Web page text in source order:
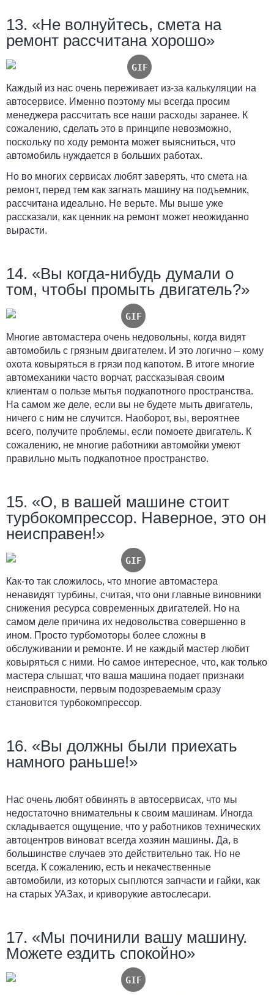
13. «Не волнуйтесь, смета на
ремонт рассчитана хорошо»
Каждый из нас очень переживает из-за калькуляции на
автосервисе. Именно поэтому мы всегда просим
менеджера рассчитать все наши расходы заранее. К
сожалению, сделать это в принципе невозможно,
поскольку по ходу ремонта может выясниться, что
автомобиль нуждается в больших работах.
Но во многих сервисах любят заверять, что смета на
ремонт, перед тем как загнать машину на подъемник,
рассчитана идеально. Не верьте. Мы выше уже
рассказали, как ценник на ремонт может неожиданно
вырасти.
14. «Вы когда-нибудь думали о
том, чтобы промыть двигатель?»
Многие автомастера очень недовольны, когда видят
автомобиль с грязным двигателем. И это логично – кому
охота ковыряться в грязи под капотом. В итоге многие
автомеханики часто ворчат, рассказывая своим
клиентам о пользе мытья подкапотного пространства.
На самом же деле, если вы не будете мыть двигатель,
ничего с ним не случится. Наоборот, вы, вероятнее
всего, получите проблемы, если помоете двигатель. К
сожалению, не многие работники автомойки умеют
правильно мыть подкапотное пространство.
15. «О, в вашей машине стоит
турбокомпрессор. Наверное, это он
неисправен!»
Как-то так сложилось, что многие автомастера
ненавидят турбины, считая, что они главные виновники
снижения ресурса современных двигателей. Но на
самом деле причина их недовольства совершенно в
ином. Просто турбомоторы более сложны в
обслуживании и ремонте. И не каждый мастер любит
ковыряться с ними. Но самое интересное, что, как только
мастера слышат, что ваша машина подает признаки
неисправности, первым подозреваемым сразу
становится турбокомпрессор.
16. «Вы должны были приехать
намного раньше!»
Нас очень любят обвинять в автосервисах, что мы
недостаточно внимательны к своим машинам. Иногда
складывается ощущение, что у работников технических
автоцентров виноват всегда хозяин машины. Да, в
большинстве случаев это действительно так. Но не
всегда. К сожалению, есть и некачественные
автомобили, из которых сыплются запчасти и гайки, как
на старых УАЗах, и криворукие автослесари.
17. «Мы починили вашу машину.
Можете ездить спокойно»